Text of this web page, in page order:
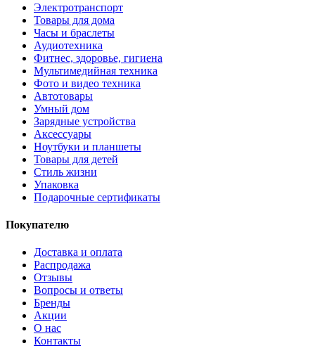
Электротранспорт
Товары для дома
Часы и браслеты
Аудиотехника
Фитнес, здоровье, гигиена
Мультимедийная техника
Фото и видео техника
Автотовары
Умный дом
Зарядные устройства
Аксессуары
Ноутбуки и планшеты
Товары для детей
Стиль жизни
Упаковка
Подарочные сертификаты
Покупателю
Доставка и оплата
Распродажа
Отзывы
Вопросы и ответы
Бренды
Акции
О нас
Контакты